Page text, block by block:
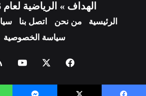
الهداف » الرياضية لعام 2026 م
الرئيسية من نحن اتصل بنا
سياسة الخصوصية
فيسبوك